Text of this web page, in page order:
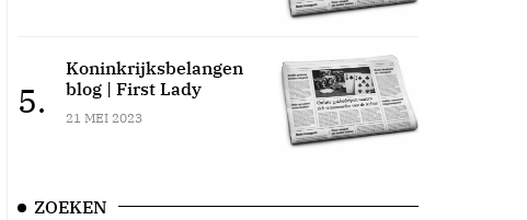
5.
Koninkrijksbelangen
blog | First Lady
21 MEI 2023
ZOEKEN